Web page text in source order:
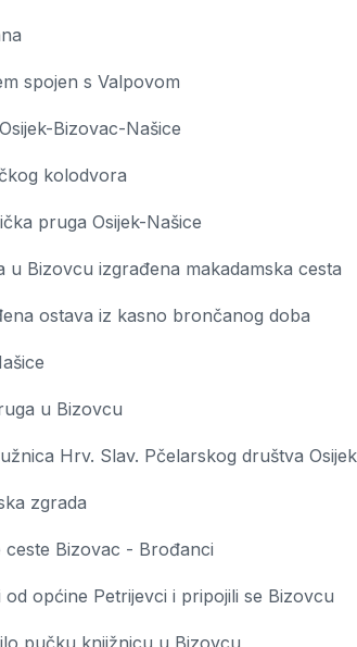
spojen s Valpovom
Bizovac-Našice
kolodvora
pruga Osijek-Našice
Bizovcu izgrađena makadamska cesta
ostava iz kasno brončanog doba
u Bizovcu
Hrv. Slav. Pčelarskog društva Osijek
zgrada
ceste Bizovac - Brođanci
od općine Petrijevci i pripojili se Bizovcu
pučku knjižnicu u Bizovcu